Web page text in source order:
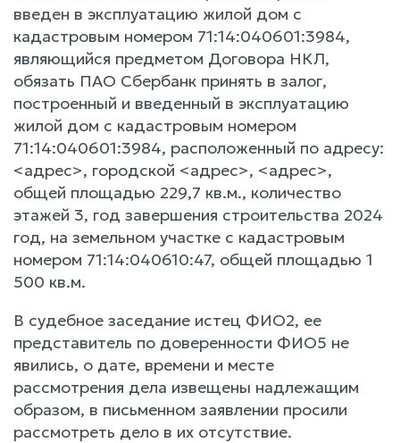
введен в эксплуатацию жилой дом с
кадастровым номером 71:14:040601:3984,
являющийся предметом Договора НКЛ,
обязать ПАО Сбербанк принять в залог,
построенный и введенный в эксплуатацию
жилой дом с кадастровым номером
71:14:040601:3984, расположенный по адресу:
<адрес>, городской <адрес>, <адрес>,
общей площадью 229,7 кв.м., количество
этажей 3, год завершения строительства 2024
год, на земельном участке с кадастровым
номером 71:14:040610:47, общей площадью 1
500 кв.м.
В судебное заседание истец ФИО2, ее
представитель по доверенности ФИО5 не
явились, о дате, времени и месте
рассмотрения дела извещены надлежащим
образом, в письменном заявлении просили
рассмотреть дело в их отсутствие.